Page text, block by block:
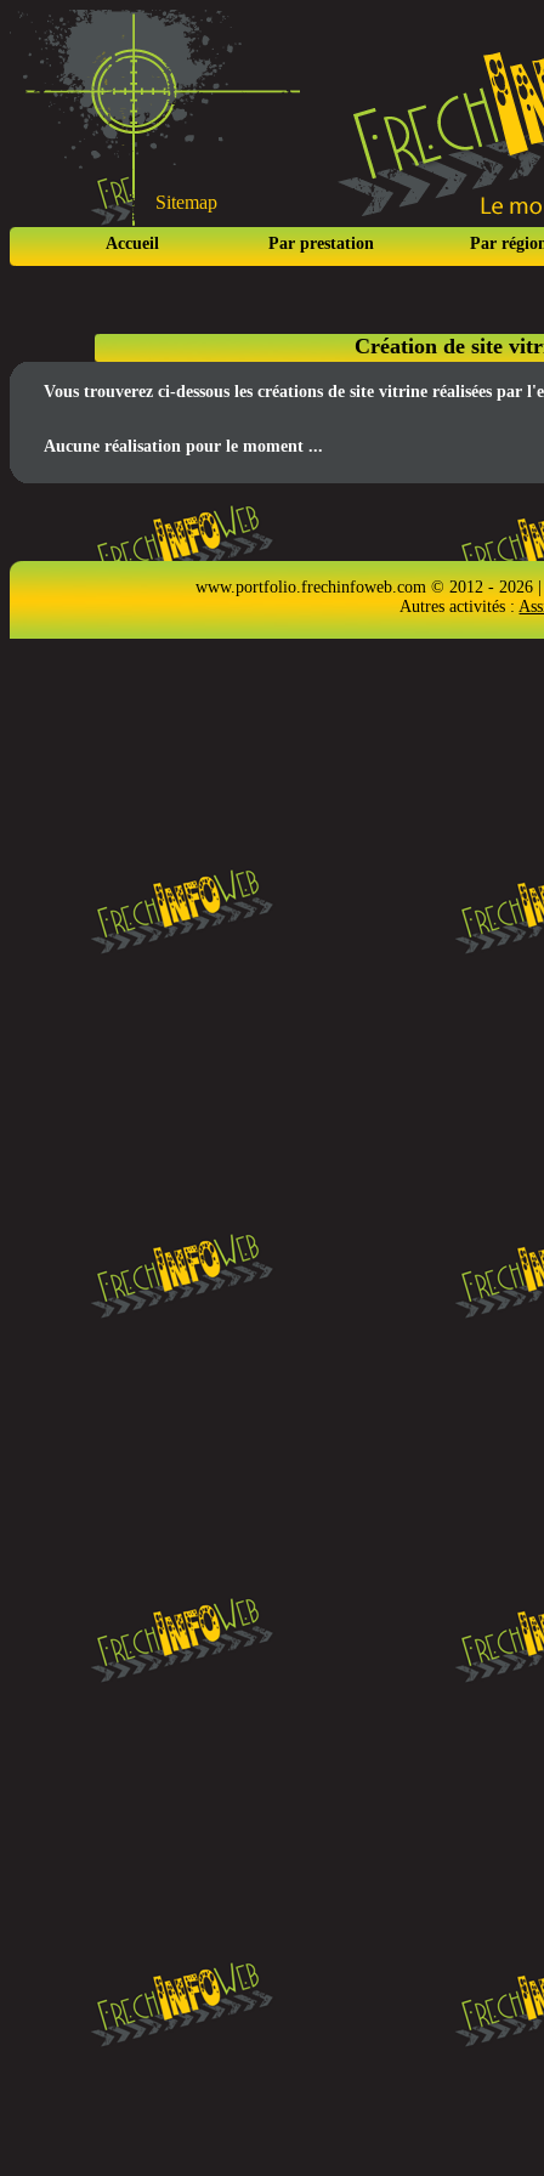
Sitemap
Accueil Par prestation Par
Création de site
Vous trouverez ci-dessous les créations de site vitrine réalisées
Aucune réalisation pour le moment ...
www.portfolio.frechinfoweb.com © 2012 - 2026
Autres activités :